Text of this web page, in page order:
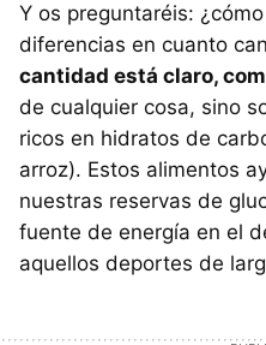
Y os preguntaréis:
diferencias en cuanto
cantidad está claro,
de cualquier cosa, sino
ricos en hidratos de
arroz). Estos alimentos
nuestras reservas de
fuente de energía en el
aquellos deportes de